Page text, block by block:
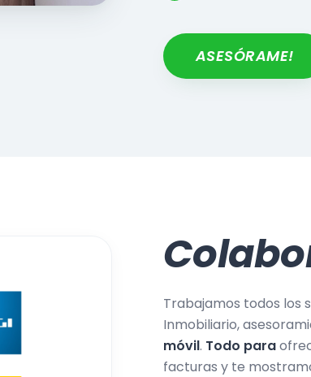
ASESÓRAME!
Trabajamos todos los
Inmobiliario,
móvil. Todo para
facturas y te